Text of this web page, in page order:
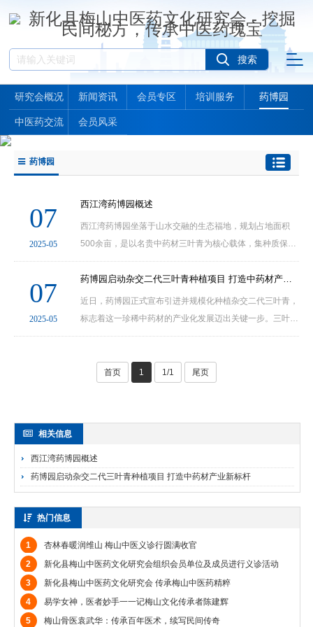
研究会概况 新闻资讯 会员专区 培训服务 药博园
中医药交流 会员风采
药博园
07
2025-05
西江湾药博园概述
西江湾药博园坐落于山水交融的生态福地，规划占地面积
500余亩，是以名贵中药材三叶青为核心载体，集种质保
护、科研示范、生态康养与中医药文化传播于一体的现代化
综合性产业园区。园区依托得天独厚的自然禀赋，将传统···
07
2025-05
药博园启动杂交二代三叶青种植项目 打造中药材产业新标杆
近日，药博园正式宣布引进并规模化种植杂交二代三叶青，
标志着这一珍稀中药材的产业化发展迈出关键一步。三叶青
素有“药中黄金”之称，其块根富含黄酮类、多糖等活性成
首页
1 1/1 尾页
相关信息
西江湾药博园概述
药博园启动杂交二代三叶青种植项目 打造中药材产业新标杆
热门信息
1
杏林春暖润维山 梅山中医义诊行圆满收官
2
新化县梅山中医药文化研究会组织会员单位及成员进行义诊活动
3
新化县梅山中医药文化研究会 传承梅山中医药精粹
4
易学女神，医者妙手一一记梅山文化传承者陈建辉
5
梅山骨医袁武华：传承百年医术，续写民间传奇